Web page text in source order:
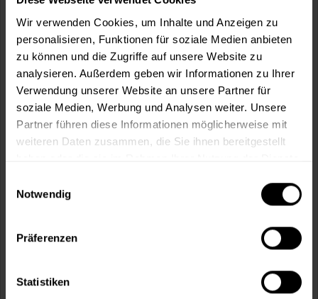
Wir verwenden Cookies, um Inhalte und Anzeigen zu
personalisieren, Funktionen für soziale Medien anbieten
zu können und die Zugriffe auf unsere Website zu
analysieren. Außerdem geben wir Informationen zu Ihrer
Verwendung unserer Website an unsere Partner für
soziale Medien, Werbung und Analysen weiter. Unsere
Partner führen diese Informationen möglicherweise mit
weiteren Daten zusammen, die Sie ihnen bereitgestellt
Notwendig
Präferenzen
Statistiken
In denWarenkorb